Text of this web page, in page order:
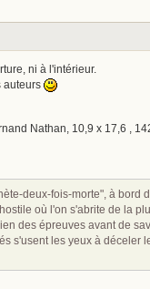
ni à l'intérieur.
auteurs
Nathan, 10,9 x 17,6 ,
deux-fois-morte", à
où l'on s'abrite de la
des épreuves avant de
s'usent les yeux à déceler